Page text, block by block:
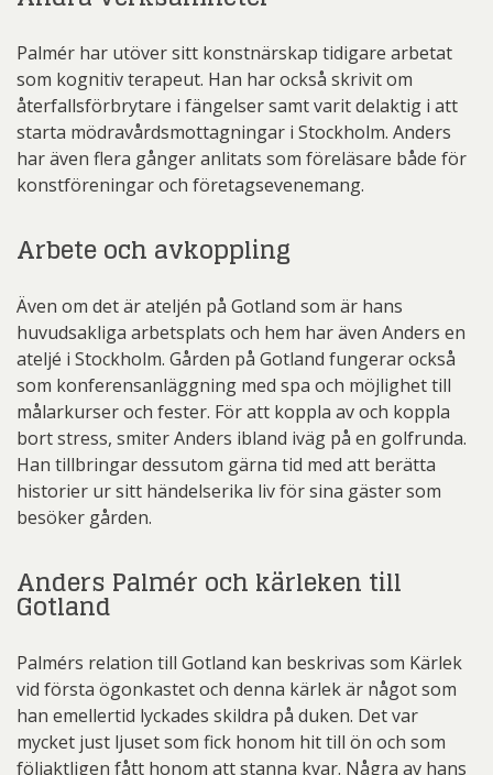
Palmér har utöver sitt konstnärskap tidigare arbetat
som kognitiv terapeut. Han har också skrivit om
återfallsförbrytare i fängelser samt varit delaktig i att
starta mödravårdsmottagningar i Stockholm. Anders
har även flera gånger anlitats som föreläsare både för
konstföreningar och företagsevenemang.
Arbete och avkoppling
Även om det är ateljén på Gotland som är hans
huvudsakliga arbetsplats och hem har även Anders en
ateljé i Stockholm. Gården på Gotland fungerar också
som konferensanläggning med spa och möjlighet till
målarkurser och fester. För att koppla av och koppla
bort stress, smiter Anders ibland iväg på en golfrunda.
Han tillbringar dessutom gärna tid med att berätta
historier ur sitt händelserika liv för sina gäster som
besöker gården.
Anders Palmér och kärleken till
Gotland
Palmérs relation till Gotland kan beskrivas som Kärlek
vid första ögonkastet och denna kärlek är något som
han emellertid lyckades skildra på duken. Det var
mycket just ljuset som fick honom hit till ön och som
följaktligen fått honom att stanna kvar. Några av hans